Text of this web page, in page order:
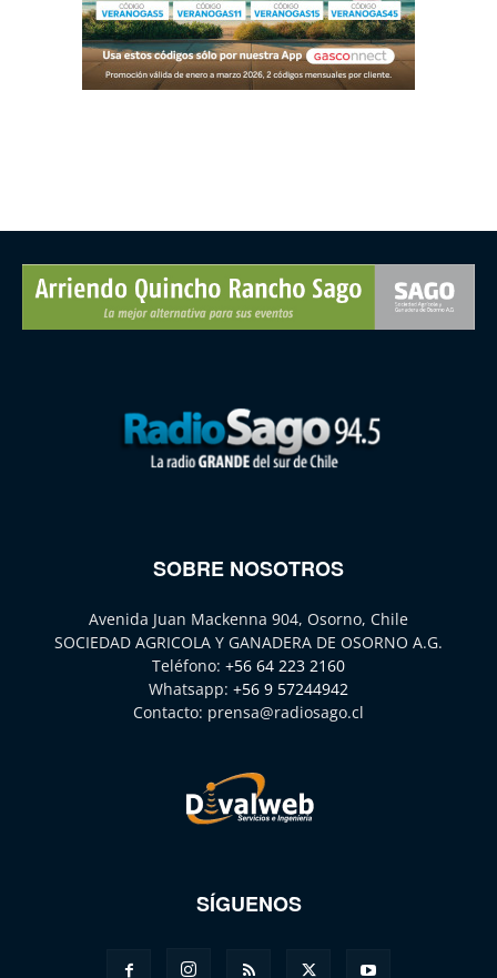
SOBRE NOSOTROS
Avenida Juan Mackenna 904, Osorno, Chile
SOCIEDAD AGRICOLA Y GANADERA DE OSORNO A.G.
Teléfono: +56 64 223 2160
Whatsapp: +56 9 57244942
Contacto: prensa@radiosago.cl
SÍGUENOS